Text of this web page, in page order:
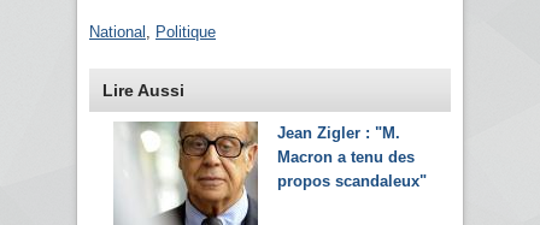
National Politique
Lire Aussi
Jean Zigler : "M.
Macron a tenu des
propos scandaleux"